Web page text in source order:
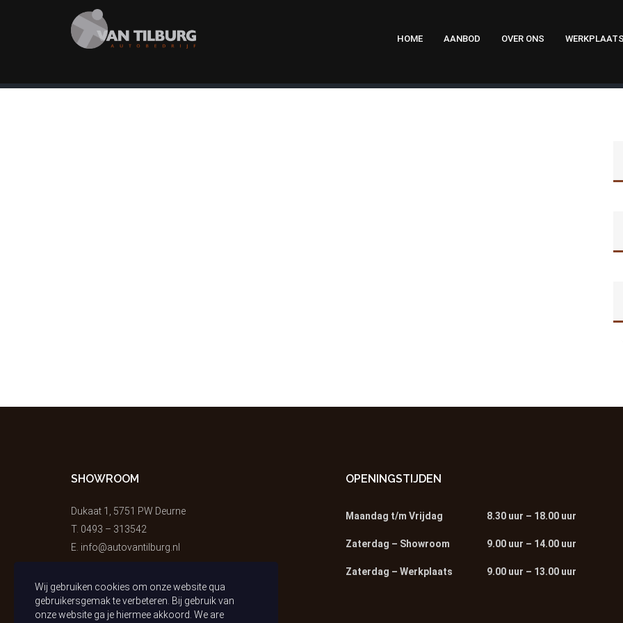
HOME AANBOD OVER ONS WERKPLAATS
SHOWROOM
Dukaat 1, 5751 PW Deurne
T. 0493 – 313542
E. info@autovantilburg.nl
OPENINGSTIJDEN
Maandag t/m Vrijdag 8.30 uur – 18.00 uur
Zaterdag – Showroom 9.00 uur – 14.00 uur
Zaterdag – Werkplaats
9.00 uur – 13.00 uur
Wij gebruiken cookies om onze website qua
gebruikersgemak te verbeteren. Bij gebruik van
onze website ga je hiermee akkoord. We are